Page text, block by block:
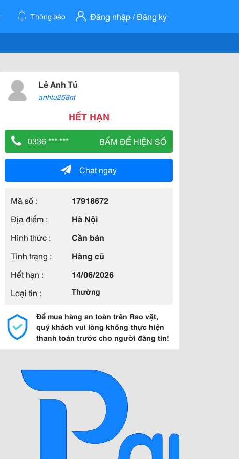
Thông báo Đăng nhập / Đăng ký
Lê Anh Tú
anhtu258nt
HẾT HẠN
0336 *** *** BẤM ĐỂ HIỆN SỐ
Chat ngay
Mã số :
17918672
Địa điểm :
Hà Nội
Hình thức :
Cần bán
Tình trạng :
Hàng cũ
Hết hạn :
14/06/2026
Loại tin :
Thường
Để mua hàng an toàn trên Rao vặt,
quý khách vui lòng không thực hiện
thanh toán trước cho người đăng tin!